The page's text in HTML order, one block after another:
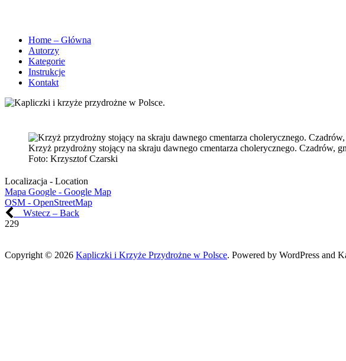
Home – Główna
Autorzy
Kategorie
Instrukcje
Kontakt
Krzyż przydrożny stojący na skraju dawnego cmentarza cholerycznego. Czadrów,
Foto: Krzysztof Czarski
Localizacja - Location
Mapa Google - Google Map
OSM - OpenStreetMap
Wstecz – Back
229
Copyright © 2026 Kapliczki i Krzyże Przydrożne w Polsce. Powered by WordPress and